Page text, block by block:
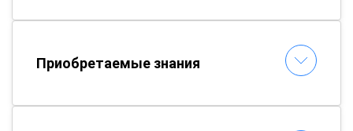
Приобретаемые знания